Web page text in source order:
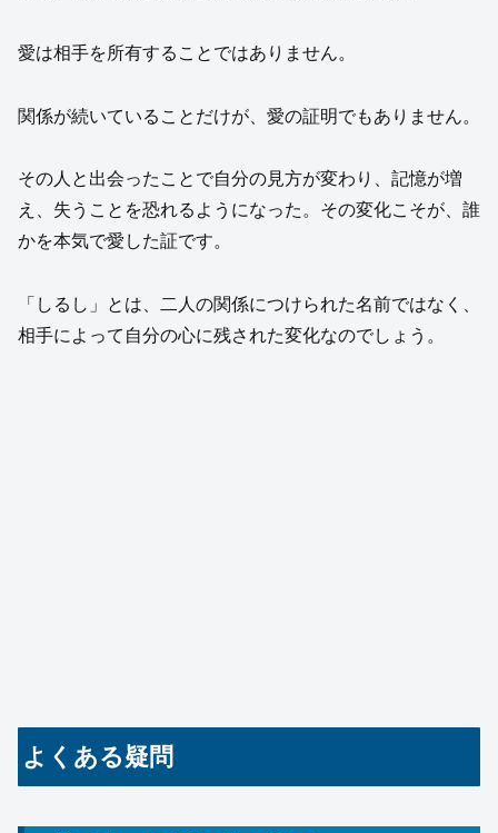
愛は相手を所有することではありません。
関係が続いていることだけが、愛の証明でもありません。
その人と出会ったことで自分の見方が変わり、記憶が増
え、失うことを恐れるようになった。その変化こそが、誰
かを本気で愛した証です。
「しるし」とは、二人の関係につけられた名前ではなく、
相手によって自分の心に残された変化なのでしょう。
よくある疑問